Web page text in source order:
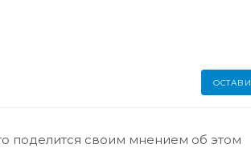
поделится своим мнением об этом